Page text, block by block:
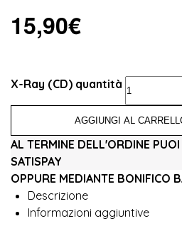
15,90€
X-Ray (CD) quantità
AGGIUNGI AL
AL TERMINE DELL'ORDINE
SATISPAY
OPPURE MEDIANTE BONIFICO
Descrizione
Informazioni aggiuntive